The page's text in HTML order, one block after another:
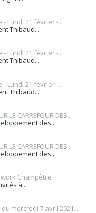
Lundi 21 février -...
Thibaud...
Lundi 21 février -...
Thibaud...
Lundi 21 février -...
Thibaud...
LE CARREFOUR DES...
des...
LE CARREFOUR DES...
des...
Champêtre
à...
mercredi 7 avril 2021...